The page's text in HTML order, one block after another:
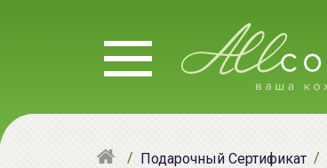
Подарочный Сертификат